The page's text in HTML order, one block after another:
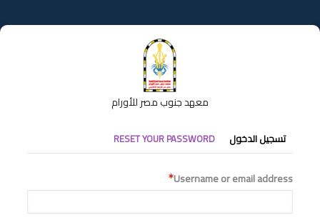
إلى
المحتوى
معهد جنوب مصر للأورام
التبويبات
الأساسية
تسجيل الدخول RESET YOUR PASSWORD
Username or email address